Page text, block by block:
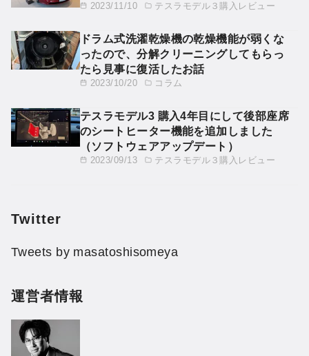
2023/11/10 テスラモデル３購入レビュー
2023/10/20 コラム
ドラム式洗濯乾燥機の乾燥機能が弱くな
ったので、分解クリーニングしてもらっ
たら見事に復活したお話
2023/09/13 テスラモデル３購入レビュー
テスラモデル3 購入4年目にして後部座席
のシートヒーター機能を追加しました
（ソフトウェアアップデート）
Twitter
Tweets by masatoshisomeya
運営者情報